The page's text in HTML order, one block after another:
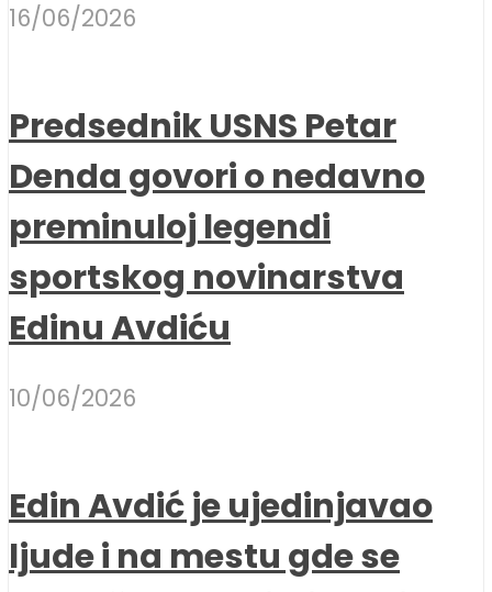
16/06/2026
Predsednik USNS Petar
Denda govori o nedavno
preminuloj legendi
sportskog novinarstva
Edinu Avdiću
10/06/2026
Edin Avdić je ujedinjavao
ljude i na mestu gde se